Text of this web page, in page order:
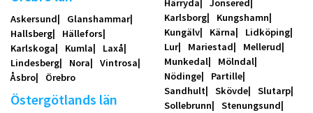
Askersund
Glanshammar
Hallsberg
Hällefors
Karlskoga
Kumla
Laxå
Lindesberg
Nora
Vintrosa
Åsbro
Örebro
Östergötlands län
Härryda
Jonsered
Karlsborg
Kungshamn
Kungälv
Kärna
Lidköping
Lur
Mariestad
Mellerud
Munkedal
Mölndal
Nödinge
Partille
Sandhult
Skövde
Slutarp
Sollebrunn
Stenungsund